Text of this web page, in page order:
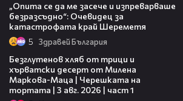
„Опита се да ме засече и изпреварваше
безразсъдно“: Очевидец за
катастрофата край Шереметя
5 Здравей България
Безглутенов хляб от трици и
хърватски десерт от Милена
Маркова-Маца | Черешката на
тортата | 3 авг. 2026 | част 1